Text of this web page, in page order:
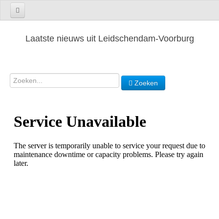
Laatste nieuws uit Leidschendam-Voorburg
Zoeken